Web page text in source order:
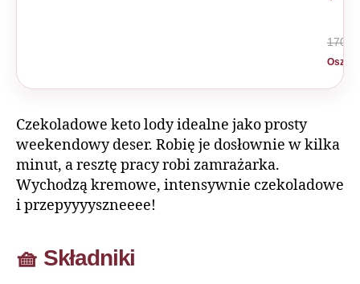
170 zł
Czekoladowe keto lody idealne jako prosty
weekendowy deser. Robię je dosłownie w kilka
minut, a resztę pracy robi zamrażarka.
Wychodzą kremowe, intensywnie czekoladowe
i przepyyyyszneeee!
🧺 Składniki